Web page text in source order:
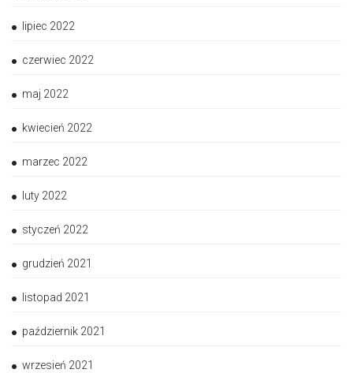
lipiec 2022
czerwiec 2022
maj 2022
kwiecień 2022
marzec 2022
luty 2022
styczeń 2022
grudzień 2021
listopad 2021
październik 2021
wrzesień 2021